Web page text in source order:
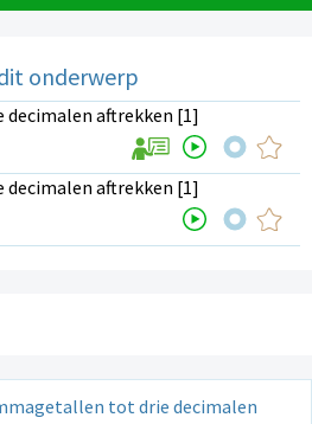
onderwerp
aftrekken [1]
aftrekken [1]
tot drie decimalen